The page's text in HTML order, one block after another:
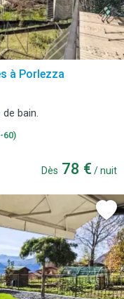
à Porlezza
bain.
Dès 78 € / nuit